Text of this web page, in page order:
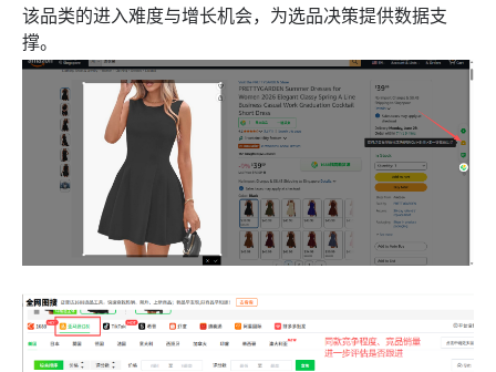
该品类的进入难度与增长机会，为选品决策提供数据支
撑。